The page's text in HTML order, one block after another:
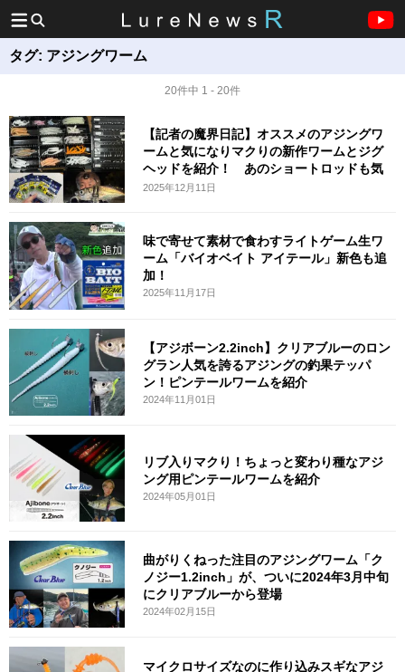
タグ: アジングワーム
20件中 1 - 20件
【記者の魔界日記】オススメのアジングワ
ームと気になりマクりの新作ワームとジグ
ヘッドを紹介！ あのショートロッドも気
に
2025年12月11日
味で寄せて素材で食わすライトゲーム生ワ
ーム「バイオベイト アイテール」新色も追
加！
2025年11月17日
【アジボーン2.2inch】クリアブルーのロン
グラン人気を誇るアジングの釣果テッパ
ン！ピンテールワームを紹介
2024年11月01日
リブ入りマクり！ちょっと変わり種なアジ
ング用ピンテールワームを紹介
2024年05月01日
曲がりくねった注目のアジングワーム「ク
ノジー1.2inch」が、ついに2024年3月中旬
にクリアブルーから登場
2024年02月15日
マイクロサイズなのに作り込みスギなアジ